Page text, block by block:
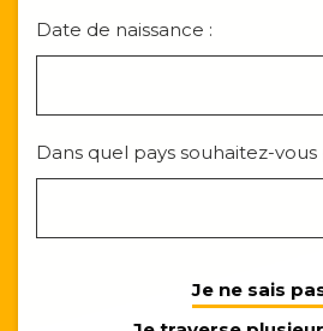
Date de naissance :
Dans quel pays souhaitez-vous
Je ne sais